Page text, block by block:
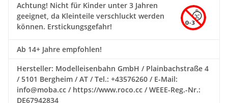
Achtung! Nicht für Kinder unter 3 Jahren
geeignet, da Kleinteile verschluckt werden
können. Erstickungsgefahr!
Ab 14+ Jahre empfohlen!
Hersteller: Modelleisenbahn GmbH / Plainbachstraße 4
/ 5101 Bergheim / AT / Tel.: +43576260 / E-Mail:
info@moba.cc / https://www.roco.cc / WEEE-Reg.-Nr.:
DE67942834